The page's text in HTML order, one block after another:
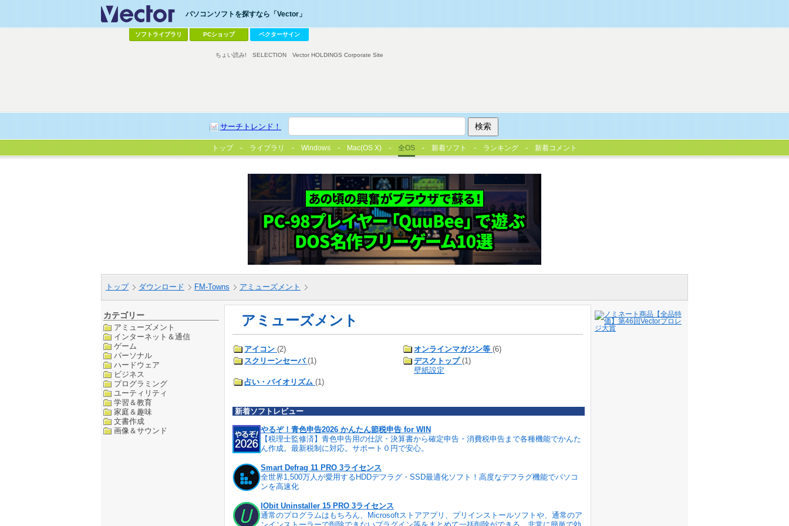
パソコンソフトを探すなら「Vector」
ソフトライブラリ PCショップ ベクターサイン
サーチトレンド！
ちょい読み! SELECTION Vector HOLDINGS Corporate Site
トップ ライブラリ Windows Mac(OS X) 全OS 新着ソフト ランキング 新着コメント
トップ ダウンロード FM-Towns アミューズメント
カテゴリー
アミューズメント
インターネット＆通信
ゲーム
パーソナル
ハードウェア
ビジネス
プログラミング
ユーティリティ
学習＆教育
家庭＆趣味
文書作成
画像＆サウンド
アミューズメント
アイコン (2) オンラインマガジン等 (6)
スクリーンセーバ (1) デスクトップ (1)
壁紙設定
占い・バイオリズム (1)
新着ソフトレビュー
やるぞ！青色申告2026 かんたん節税申告 for WIN
【税理士監修済】青色申告用の仕訳・決算書から確定申告・消費税申告まで各種機能でかんた
ん作成。最新税制に対応。サポート０円で安心。
Smart Defrag 11 PRO 3ライセンス
全世界1,500万人が愛用するHDDデフラグ・SSD最適化ソフト！高度なデフラグ機能でパソコ
ンを高速化
IObit Uninstaller 15 PRO 3ライセンス
通常のプログラムはもちろん、Microsoftストアアプリ、プリインストールソフトや、通常のア